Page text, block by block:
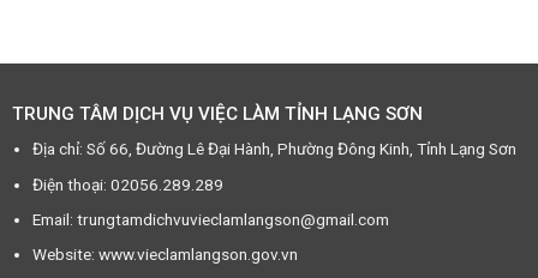
TRUNG TÂM DỊCH VỤ VIỆC LÀM TỈNH LẠNG SƠN
Địa chỉ: Số 66, Đường Lê Đại Hành, Phường Đông Kinh, Tỉnh Lạng Sơn
Điện thoại: 02056.289.289
Email: trungtamdichvuvieclamlangson@gmail.com
Website: www.vieclamlangson.gov.vn